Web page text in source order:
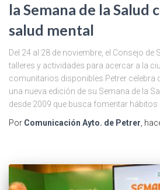
la Semana de la Salud
salud mental
Del 24 al 28 de noviembre, el Consejo
talleres y actividades para acercar a la
comunitarios disponibles Petrer celebra
una nueva edición de su Semana de la
desde 2009 que busca fomentar hábitos
Por Comunicación Ayto. de Petrer,